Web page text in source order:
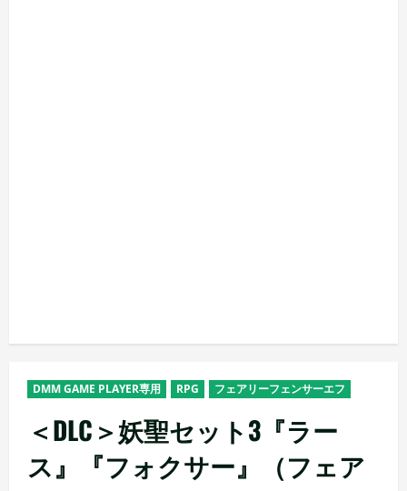
DMM GAME PLAYER専用 RPG フェアリーフェンサーエフ
＜DLC＞妖聖セット3『ラー
ス』『フォクサー』（フェア